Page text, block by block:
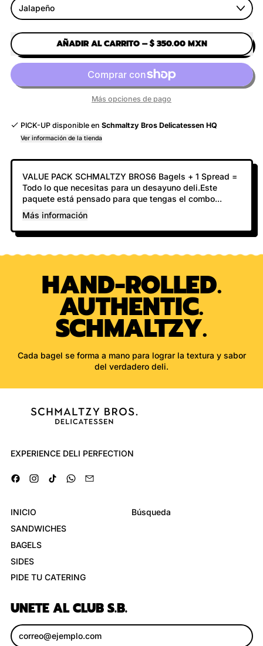
AÑADIR AL CARRITO–$ 350.00 MXN
Más opciones de pago
PICK-UP disponible en Schmaltzy Bros Delicatessen HQ
Ver información de la tienda
VALUE PACK SCHMALTZY BROS6 Bagels + 1 Spread =
Todo lo que necesitas para un desayuno deli.Este
paquete está pensado para que tengas el combo...
Más información
HAND-ROLLED.
AUTHENTIC.
SCHMALTZY.
Cada bagel se forma a mano para lograr la textura y sabor
del verdadero deli.
EXPERIENCE DELI PERFECTION
Facebook
Instagram
TikTokWhatsApp
INICIO
SANDWICHES
BAGELS
SIDES
PIDE TU CATERING
Búsqueda
UNETE AL CLUB S.B.
Dirección de correo electrónico